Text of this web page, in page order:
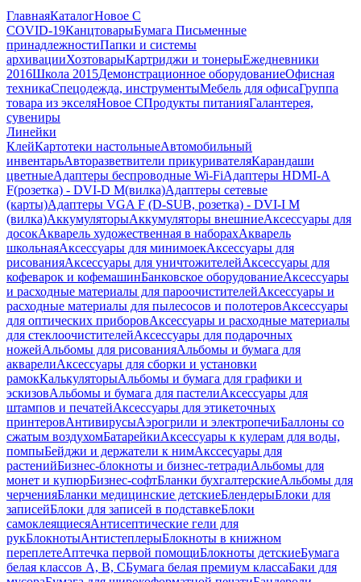
ГлавнаяКаталогНовое С
COVID-19КанцтоварыБумага Письменные
принадлежностиПапки и системы
архивацииХозтоварыКартриджи и тонерыЕжедневники
2016Школа 2015Демонстрационное оборудованиеОфисная
техникаСпецодежда, инструментыМебель для офисаГруппа
товара из экселяНовое СПродукты питанияГалантерея,
сувениры
Линейки
КлейКартотеки настольныеАвтомобильный
инвентарьАвторазветвители прикуривателяКарандаши
цветныеАдаптеры беспроводные Wi-FiАдаптеры HDMI-A
F(розетка) - DVI-D M(вилка)Адаптеры сетевые
(карты)Адаптеры VGA F (D-SUB, розетка) - DVI-I M
(вилка)АккумуляторыАккумуляторы внешниеАксессуары для
досокАкварель художественная в наборахАкварель
школьнаяАксессуары для минимоекАксессуары для
рисованияАксессуары для уничтожителейАксессуары для
кофеварок и кофемашинБанковское оборудованиеАксессуары
и расходные материалы для пароочистителейАксессуары и
расходные материалы для пылесосов и полотеровАксессуары
для оптических приборовАксессуары и расходные материалы
для стеклоочистителейАксессуары для подарочных
ножейАльбомы для рисованияАльбомы и бумага для
акварелиАксессуары для сборки и установки
рамокКалькуляторыАльбомы и бумага для графики и
эскизовАльбомы и бумага для пастелиАксессуары для
штампов и печатейАксессуары для этикеточных
принтеровАнтивирусыАэрогрили и электропечиБаллоны со
сжатым воздухомБатарейкиАксессуары к кулерам для воды,
помпыБейджи и держатели к нимАкссесуары для
растенийБизнес-блокноты и бизнес-тетрадиАльбомы для
монет и купюрБизнес-софтБланки бухгалтерскиеАльбомы для
черченияБланки медицинские детскиеБлендерыБлоки для
записейБлоки для записей в подставкеБлоки
самоклеящиесяАнтисептические гели для
рукБлокнотыАнтистеплерыБлокноты в книжном
переплетеАптечка первой помощиБлокноты детскиеБумага
белая классов А, В, СБумага белая премиум классаБаки для